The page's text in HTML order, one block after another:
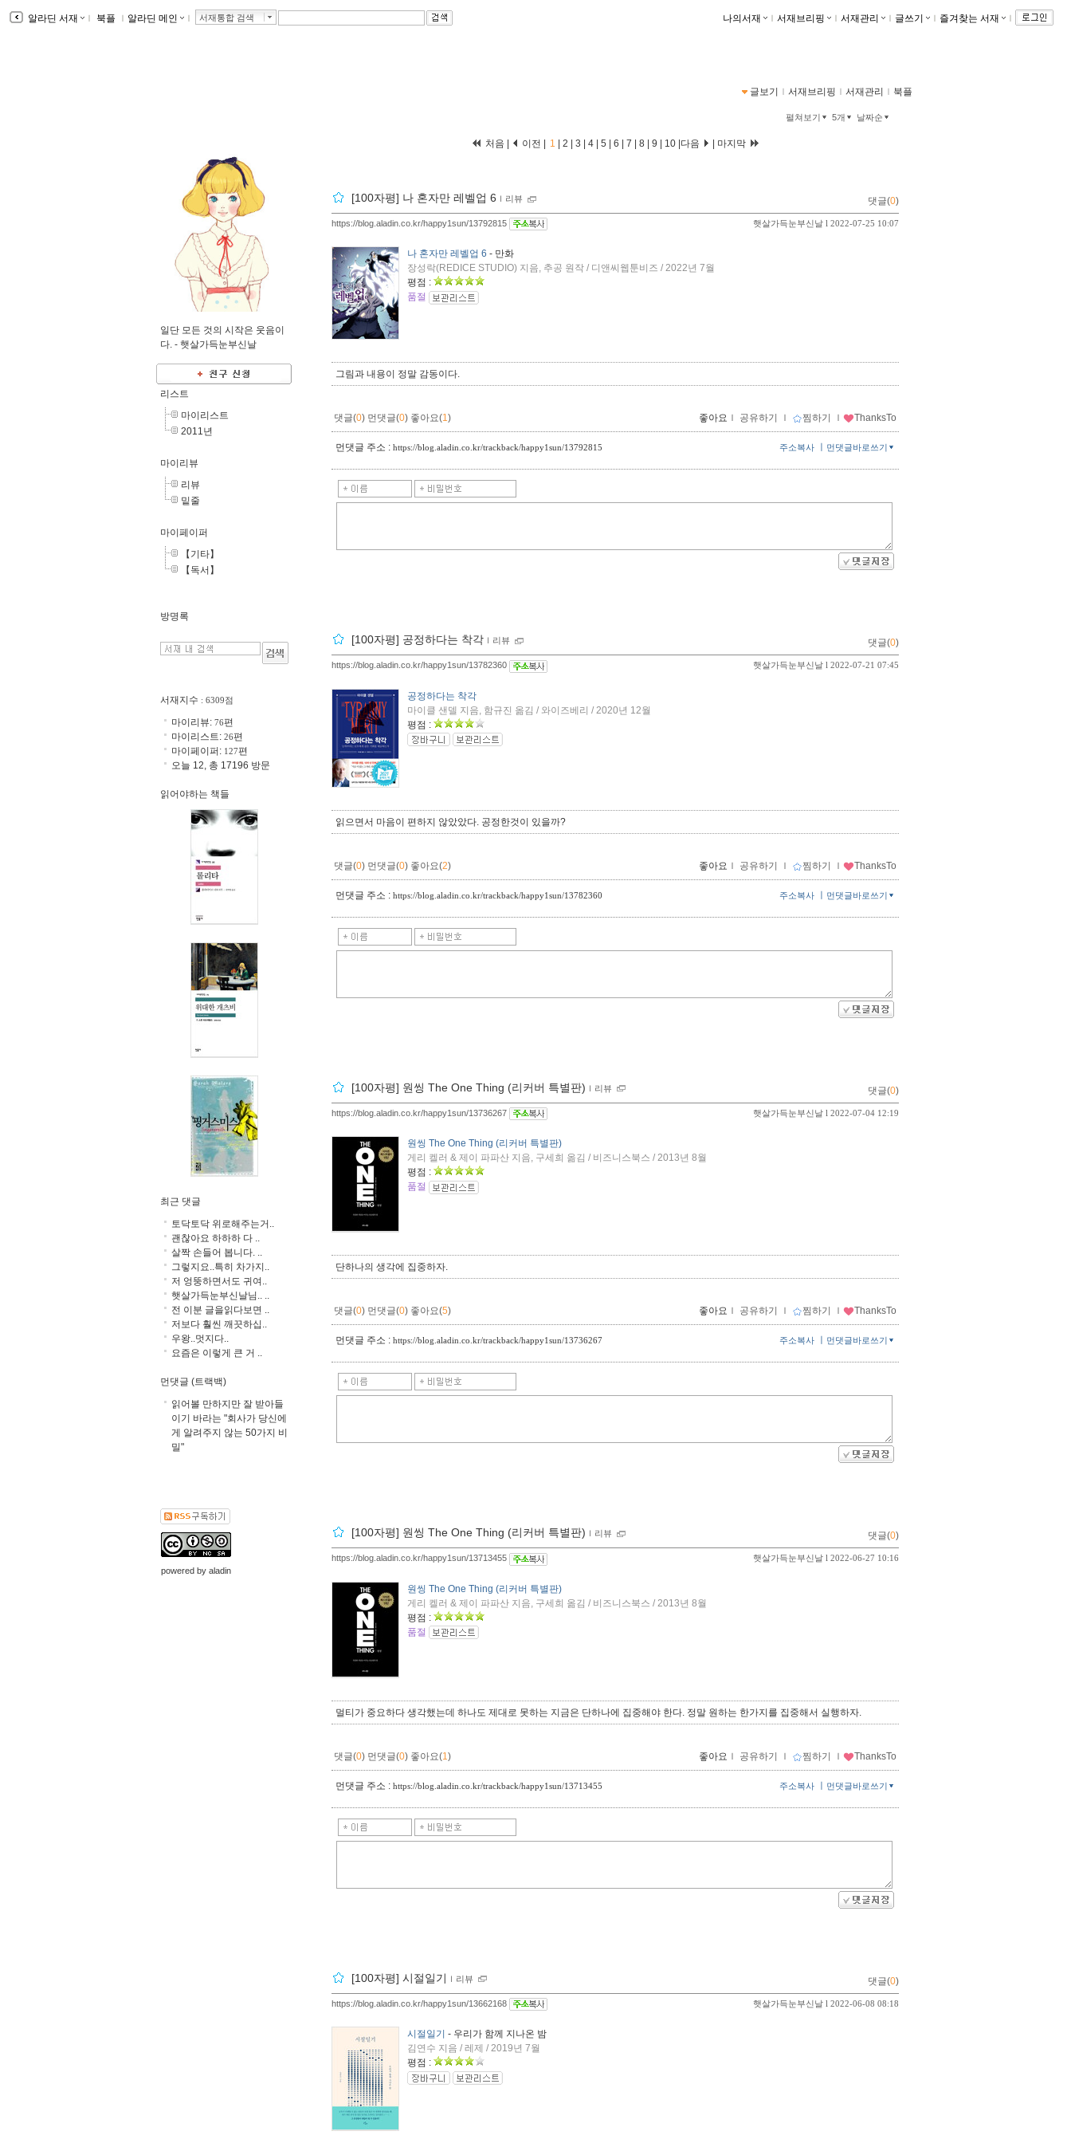
알라딘 서재 ｌ 북플 ｌ 알라딘 메인 ｌ 서재통합 검색 나의서재 ｌ 서재브리핑 ｌ 서재관리 ｌ 글쓰기 ｌ 즐겨찾는 서재 ｌ
글보기 ｌ 서재브리핑 ｌ 서재관리 ｌ 북플
펼쳐보기 5개 날짜순
처음 | 이전 | 1 2 3 4 5 6 7 8 9 10 다음 마지막
[100자평] 나 혼자만 레벨업 6 ｌ 리뷰 댓글(0)
햇살가득눈부신날 l 2022-07-25 10:07
https://blog.aladin.co.kr/happy1sun/13792815
나 혼자만 레벨업 6 - 만화
장성락(REDICE STUDIO) 지음, 추공 원작 / 디앤씨웹툰비즈 / 2022년 7월
평점 :
품절
그림과 내용이 정말 감동이다.
댓글(0) 먼댓글(0) 좋아요(1) 좋아요 ｌ 공유하기 ｌ 찜하기 ｌ ThanksTo
먼댓글 주소 : https://blog.aladin.co.kr/trackback/happy1sun/13792815 먼댓글바로쓰기
주소복사
[100자평] 공정하다는 착각 ｌ 리뷰 댓글(0)
햇살가득눈부신날 l 2022-07-21 07:45
https://blog.aladin.co.kr/happy1sun/13782360
공정하다는 착각
마이클 샌델 지음, 함규진 옮김 / 와이즈베리 / 2020년 12월
평점 :
읽으면서 마음이 편하지 않았았다. 공정한것이 있을까?
댓글(0) 먼댓글(0) 좋아요(2) 좋아요 ｌ 공유하기 ｌ 찜하기 ｌ ThanksTo
먼댓글 주소 : https://blog.aladin.co.kr/trackback/happy1sun/13782360 먼댓글바로쓰기
주소복사
[100자평] 원씽 The One Thing (리커버 특별판) ｌ 리뷰 댓글(0)
햇살가득눈부신날 l 2022-07-04 12:19
https://blog.aladin.co.kr/happy1sun/13736267
원씽 The One Thing (리커버 특별판)
게리 켈러 & 제이 파파산 지음, 구세희 옮김 / 비즈니스북스 / 2013년 8월
평점 :
품절
단하나의 생각에 집중하자.
댓글(0) 먼댓글(0) 좋아요(5) 좋아요 ｌ 공유하기 ｌ 찜하기 ｌ ThanksTo
먼댓글 주소 : https://blog.aladin.co.kr/trackback/happy1sun/13736267 먼댓글바로쓰기
주소복사
[100자평] 원씽 The One Thing (리커버 특별판) ｌ 리뷰 댓글(0)
햇살가득눈부신날 l 2022-06-27 10:16
https://blog.aladin.co.kr/happy1sun/13713455
원씽 The One Thing (리커버 특별판)
게리 켈러 & 제이 파파산 지음, 구세희 옮김 / 비즈니스북스 / 2013년 8월
평점 :
품절
멀티가 중요하다 생각했는데 하나도 제대로 못하는 지금은 단하나에 집중해야 한다. 정말 원하는 한가지를 집중해서 실행하자.
댓글(0) 먼댓글(0) 좋아요(1) 좋아요 ｌ 공유하기 ｌ 찜하기 ｌ ThanksTo
먼댓글 주소 : https://blog.aladin.co.kr/trackback/happy1sun/13713455 먼댓글바로쓰기
주소복사 ㅣ
[100자평] 시절일기 ｌ 리뷰 댓글(0)
햇살가득눈부신날 l 2022-06-08 08:18
https://blog.aladin.co.kr/happy1sun/13662168
시절일기 - 우리가 함께 지나온 밤
김연수 지음 / 레제 / 2019년 7월
평점 :
일단 모든 것의 시작은 웃음이
다. - 햇살가득눈부신날
리스트
마이리스트
2011년
마이리뷰
리뷰
밑줄
마이페이퍼
【기타】
【독서】
방명록
서재지수 : 6309점
마이리뷰: 76편
마이리스트: 26편
마이페이퍼: 127편
오늘 12, 총 17196 방문
읽어야하는 책들
최근 댓글
토닥토닥 위로해주는거..
괜찮아요 하하하 다 ..
살짝 손들어 봅니다. ..
그렇지요..특히 차가지..
저 엉뚱하면서도 귀여..
햇살가득눈부신날님.. ..
전 이분 글을읽다보면 ..
저보다 훨씬 깨끗하십..
우왕..멋지다..
요즘은 이렇게 큰 거 ..
먼댓글 (트랙백)
읽어볼 만하지만 잘 받아들
이기 바라는 "회사가 당신에
게 알려주지 않는 50가지 비
밀"
powered by aladin